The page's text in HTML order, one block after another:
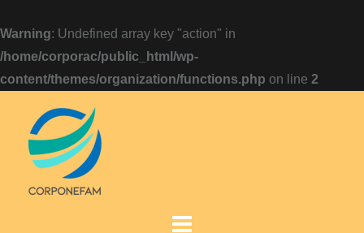
Warning: Undefined array key "action" in
/home/corporac/public_html/wp-
content/themes/organization/functions.php on line 2